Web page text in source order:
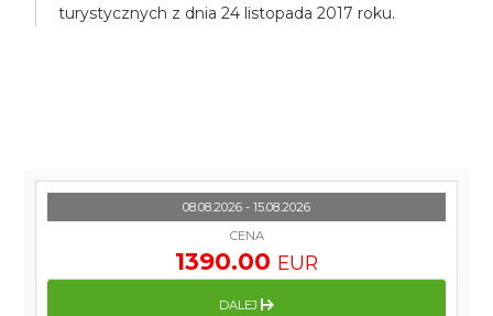
turystycznych z dnia 24 listopada 2017 roku.
08.08.2026 - 15.08.2026
CENA
1390.00 EUR
DALEJ